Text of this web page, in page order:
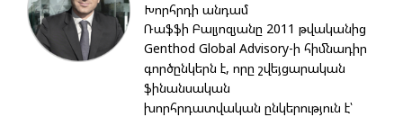
Խորհրդի անդամ
Ռաֆֆի Բալյոզյանը 2011 թվականից
Genthod Global Advisory-ի հիմնադիր
գործընկերն է, որը շվեյցարական
ֆինանսական
խորհրդատվական ընկերություն է՝